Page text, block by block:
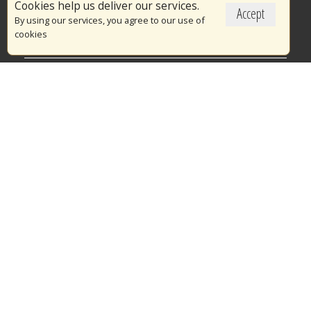
Accept
Cookies help us deliver our services.
By using our services, you agree to our use of
cookies
Το Πυροσβεστικό Σώμα